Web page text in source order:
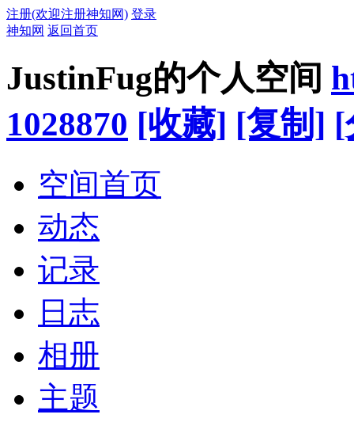
注册(欢迎注册神知网) 登录
神知网 返回首页
JustinFug的个人空间
1028870 [收藏] [复制] [
空间首页
动态
记录
日志
相册
主题